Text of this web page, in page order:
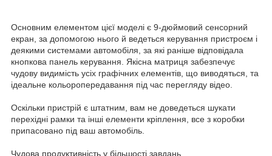
Основним елементом цієї моделі є 9-дюймовий сенсорний
екран, за допомогою нього й ведеться керування пристроєм і
деякими системами автомобіля, за які раніше відповідала
кнопкова панель керування. Якісна матриця забезпечує
чудову видимість усіх графічних елементів, що виводяться, та
ідеальне кольоропередавання під час перегляду відео.
Оскільки пристрій є штатним, вам не доведеться шукати
перехідні рамки та інші елементи кріплення, все з коробки
припасовано під ваш автомобіль.
Чудова продуктивність у більшості завдань